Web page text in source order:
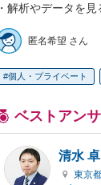
・解析やデータを
匿名希望 さん
個人・プライベート
ベストアン
清水 卓
東京